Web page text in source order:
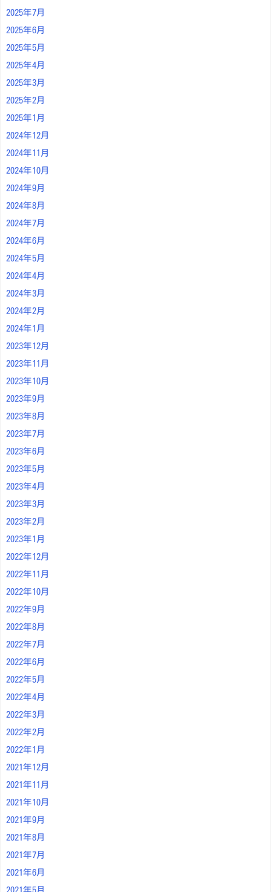
2025年7月
2025年6月
2025年5月
2025年4月
2025年3月
2025年2月
2025年1月
2024年12月
2024年11月
2024年10月
2024年9月
2024年8月
2024年7月
2024年6月
2024年5月
2024年4月
2024年3月
2024年2月
2024年1月
2023年12月
2023年11月
2023年10月
2023年9月
2023年8月
2023年7月
2023年6月
2023年5月
2023年4月
2023年3月
2023年2月
2023年1月
2022年12月
2022年11月
2022年10月
2022年9月
2022年8月
2022年7月
2022年6月
2022年5月
2022年4月
2022年3月
2022年2月
2022年1月
2021年12月
2021年11月
2021年10月
2021年9月
2021年8月
2021年7月
2021年6月
2021年5月